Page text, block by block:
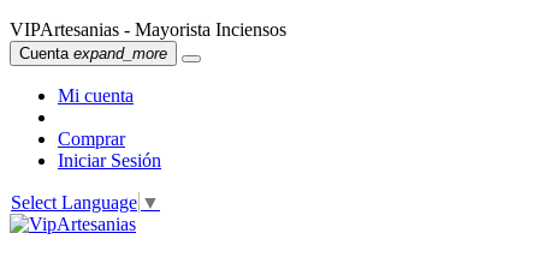
VIPArtesanias - Mayorista Inciensos
Cuenta expand_more
Mi cuenta
Comprar
Iniciar Sesión
Select Language ▼